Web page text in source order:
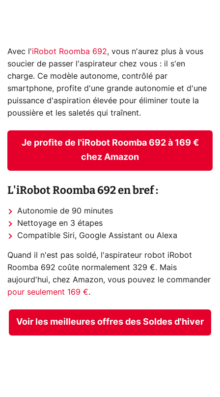
Avec l'iRobot Roomba 692, vous n'aurez plus à vous
soucier de passer l'aspirateur chez vous : il s'en
charge. Ce modèle autonome, contrôlé par
smartphone, profite d'une grande autonomie et d'une
puissance d'aspiration élevée pour éliminer toute la
poussière et les saletés qui traînent.
Je profite de l'iRobot Roomba 692 à 169 €
chez Amazon
L'iRobot Roomba 692 en bref :
Autonomie de 90 minutes
Nettoyage en 3 étapes
Compatible Siri, Google Assistant ou Alexa
Quand il n'est pas soldé, l'aspirateur robot iRobot
Roomba 692 coûte normalement 329 €. Mais
aujourd'hui, chez Amazon, vous pouvez le commander
pour seulement 169 €.
Voir les meilleures offres des Soldes d'hiver